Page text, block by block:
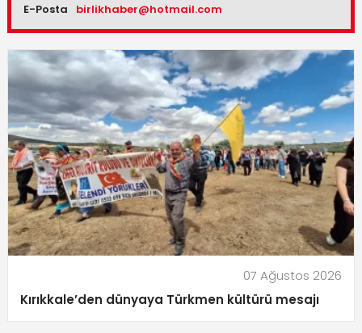
E-Posta birlikhaber@hotmail.com
07 Ağustos 2026
Kırıkkale’den dünyaya Türkmen kültürü mesajı